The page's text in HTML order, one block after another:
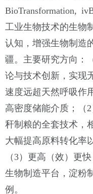
BioTransformation,
工业生物技术的生物
认知，增强生物制造
疆。主要研究方向：
论与技术创新，实现
速度远超天然呼吸作
高密度储能介质；（
秆制粮的全套技术，
大幅提高原料转化率
（3）更高（效）更
生物制造平台，淀粉
例。